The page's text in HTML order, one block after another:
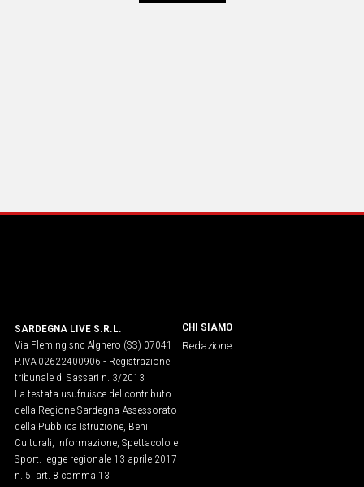
SARDEGNA LIVE S.R.L.
Via Fleming snc Alghero (SS) 07041
P.IVA 02622400906 - Registrazione
tribunale di Sassari n. 3/2013
La testata usufruisce del contributo
della Regione Sardegna Assessorato
della Pubblica Istruzione, Beni
Culturali, Informazione, Spettacolo e
Sport. legge regionale 13 aprile 2017
n. 5, art. 8 comma 13
CHI SIAMO
Redazione